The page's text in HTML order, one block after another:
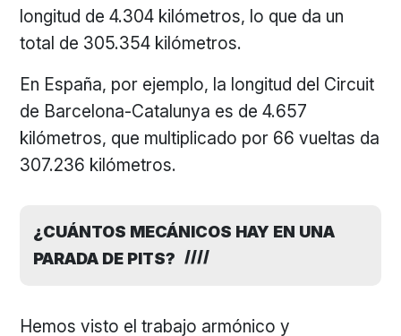
longitud de 4.304 kilómetros, lo que da un
total de 305.354 kilómetros.
En España, por ejemplo, la longitud del Circuit
de Barcelona-Catalunya es de 4.657
kilómetros, que multiplicado por 66 vueltas da
307.236 kilómetros.
¿CUÁNTOS MECÁNICOS HAY EN UNA
PARADA DE PITS?
Hemos visto el trabajo armónico y